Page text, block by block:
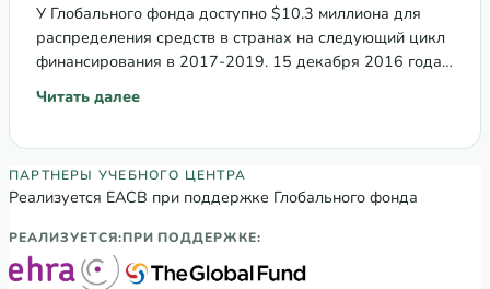
У Глобального фонда доступно $10.3 миллиона для
распределения средств в странах на следующий цикл
финансирования в 2017-2019. 15 декабря 2016 года
страны, имеющие право на финансирование, были
проинформированы…
Читать далее
: Информация от Глобального фонда по
Партнеры Регионального учебного
ПАРТНЕРЫ УЧЕБНОГО ЦЕНТРА
Реализуется ЕАСВ при поддержке Глобального фонда
РЕАЛИЗУЕТСЯ:ПРИ ПОДДЕРЖКЕ: